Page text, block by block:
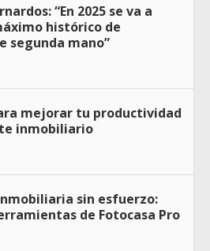
“En 2025 se va a
histórico de
segunda mano”
mejorar tu productividad
inmobiliario
sin esfuerzo:
de Fotocasa Pro